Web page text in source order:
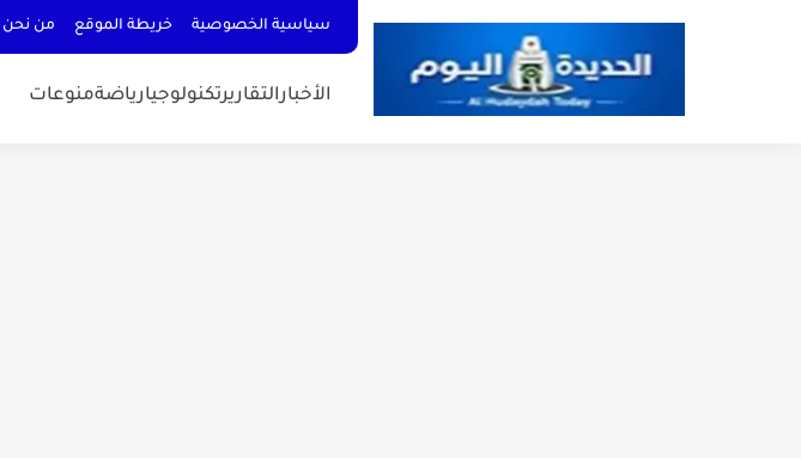
سياسية الخصوصية خريطة الموقع من نحن
الأخبارالتقاريرتكنولوجيارياضةمنوعات